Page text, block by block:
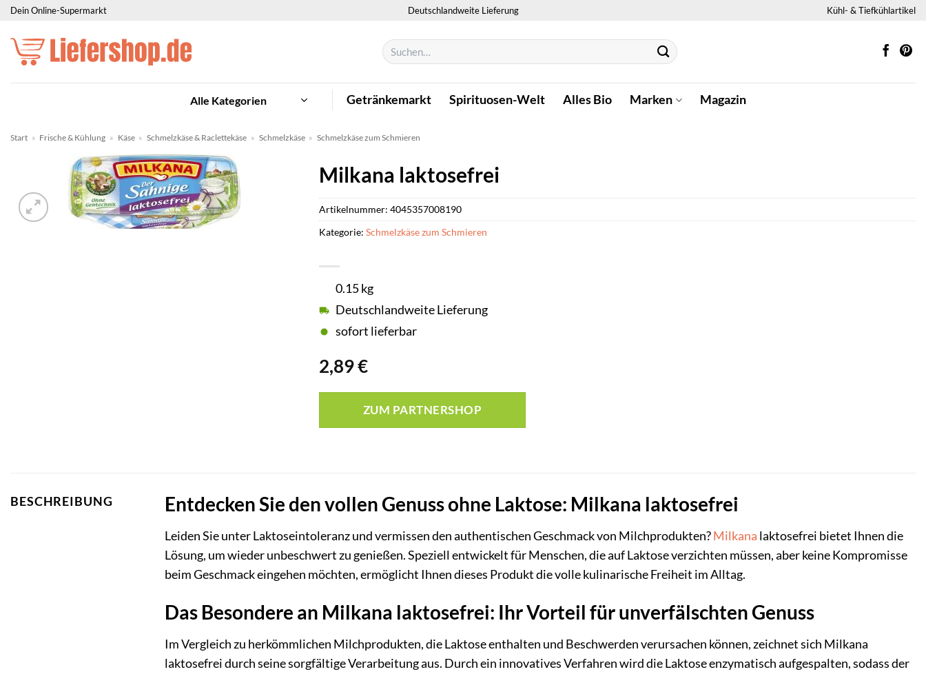
Zum
springen
Dein Online-Supermarkt Deutschlandweite Lieferung Kühl- & Tiefkühlartikel
Suchen
nach:
Alle Kategorien Getränkemarkt Spirituosen-Welt Alles Bio Marken Magazin
Start » Frische & Kühlung » Käse » Schmelzkäse & Raclettekäse » Schmelzkäse » Schmelzkäse zum Schmieren
Milkana laktosefrei
2,89€
0.15 kg
Deutschlandweite Lieferung
sofort lieferbar
ZUM PARTNERSHOP
Artikelnummer: 4045357008190
Kategorie: Schmelzkäse zum Schmieren
BESCHREIBUNG Entdecken Sie den vollen Genuss ohne Laktose: Milkana laktosefrei
Leiden Sie unter Laktoseintoleranz und vermissen den authentischen Geschmack von Milchprodukten?Milkana laktosefrei bietet Ihnen die
Lösung, um wieder unbeschwert zu genießen. Speziell entwickelt für Menschen, die auf Laktose verzichten müssen, aber keine Kompromisse
beim Geschmack eingehen möchten, ermöglicht Ihnen dieses Produkt die volle kulinarische Freiheit im Alltag.
Das Besondere an Milkana laktosefrei: Ihr Vorteil für unverfälschten Genuss
Im Vergleich zu herkömmlichen Milchprodukten, die Laktose enthalten und Beschwerden verursachen können, zeichnet sich Milkana
laktosefrei durch seine sorgfältige Verarbeitung aus. Durch ein innovatives Verfahren wird die Laktose enzymatisch aufgespalten, sodass der